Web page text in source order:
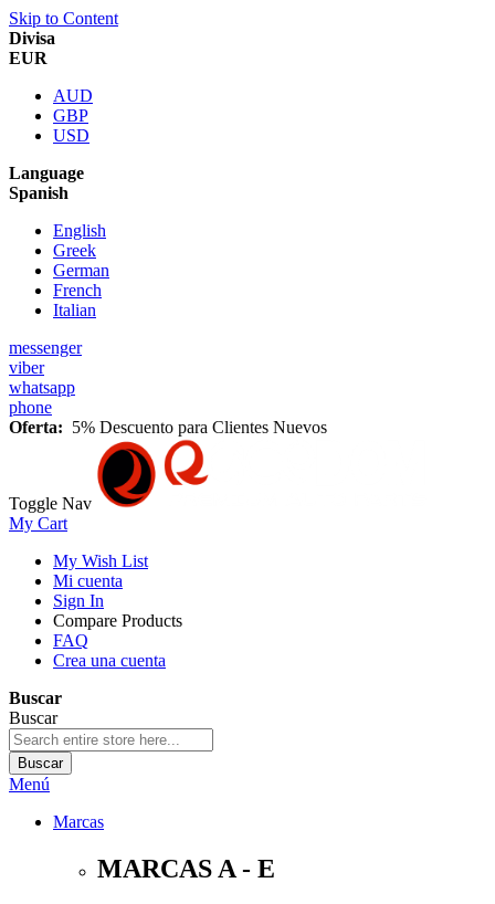
Skip to Content
Divisa
EUR
AUD
GBP
USD
Language
Spanish
English
Greek
German
French
Italian
messenger
viber
whatsapp
phone
Oferta: 5% Descuento para Clientes Nuevos
Toggle Nav
My Cart
My Wish List
Mi cuenta
Sign In
Compare Products
FAQ
Crea una cuenta
Buscar
Buscar
Buscar
Menú
Marcas
MARCAS A - E